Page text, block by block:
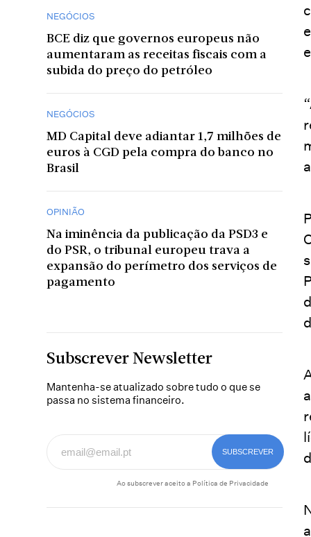
NEGÓCIOS
BCE diz que governos europeus não
aumentaram as receitas fiscais com a
subida do preço do petróleo
NEGÓCIOS
MD Capital deve adiantar 1,7 milhões de
euros à CGD pela compra do banco no
Brasil
OPINIÃO
Na iminência da publicação da PSD3 e
do PSR, o tribunal europeu trava a
expansão do perímetro dos serviços de
pagamento
Subscrever Newsletter
Mantenha-se atualizado sobre tudo o que se
passa no sistema financeiro.
Ao subscrever aceito a Política de Privacidade